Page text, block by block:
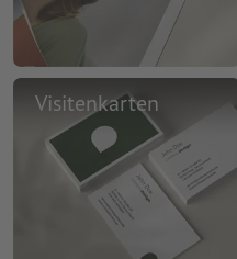
Visitenkarten